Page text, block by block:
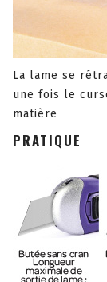
La lame se
une fois le
matière
PRATIQUE